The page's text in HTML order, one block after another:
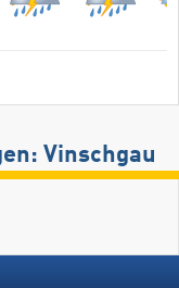
Vinschgau